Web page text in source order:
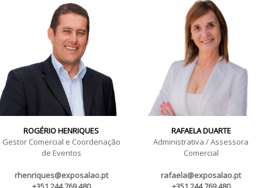
ROGÉRIO HENRIQUES
Gestor Comercial e Coordenação
de Eventos
rhenriques@exposalao.pt
RAFAELA DUARTE
Administrativa / Assessora
Comercial
rafaela@exposalao.pt